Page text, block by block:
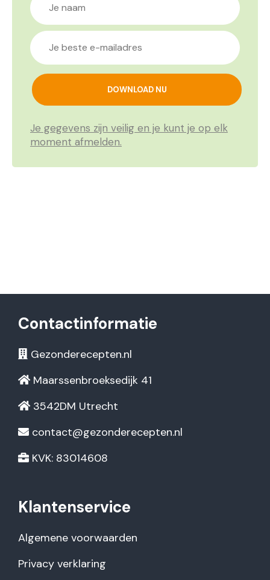
Je gegevens zijn veilig en je kunt je op elk
moment afmelden.
Contactinformatie
Gezonderecepten.nl
Maarssenbroeksedijk 41
3542DM Utrecht
contact@gezonderecepten.nl
KVK: 83014608
Klantenservice
Algemene voorwaarden
Privacy verklaring